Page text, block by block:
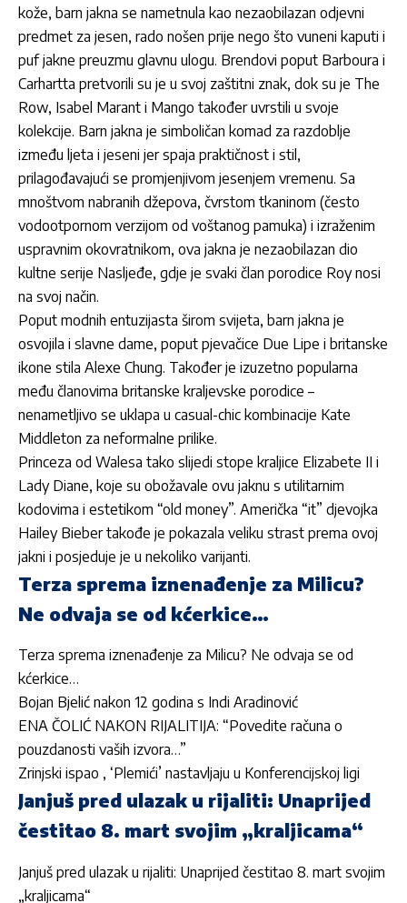
kože, barn jakna se nametnula kao nezaobilazan odjevni
predmet za jesen, rado nošen prije nego što vuneni kaputi i
puf jakne preuzmu glavnu ulogu. Brendovi poput Barboura i
Carhartta pretvorili su je u svoj zaštitni znak, dok su je The
Row, Isabel Marant i Mango također uvrstili u svoje
kolekcije. Barn jakna je simboličan komad za razdoblje
između ljeta i jeseni jer spaja praktičnost i stil,
prilagođavajući se promjenjivom jesenjem vremenu. Sa
mnoštvom nabranih džepova, čvrstom tkaninom (često
vodootpornom verzijom od voštanog pamuka) i izraženim
uspravnim okovratnikom, ova jakna je nezaobilazan dio
kultne serije Nasljeđe, gdje je svaki član porodice Roy nosi
na svoj način.
Poput modnih entuzijasta širom svijeta, barn jakna je
osvojila i slavne dame, poput pjevačice Due Lipe i britanske
ikone stila Alexe Chung. Također je izuzetno popularna
među članovima britanske kraljevske porodice –
nenametljivo se uklapa u casual-chic kombinacije Kate
Middleton za neformalne prilike.
Princeza od Walesa tako slijedi stope kraljice Elizabete II i
Lady Diane, koje su obožavale ovu jaknu s utilitarnim
kodovima i estetikom “old money”. Američka “it” djevojka
Hailey Bieber takođe je pokazala veliku strast prema ovoj
jakni i posjeduje je u nekoliko varijanti.
Terza sprema iznenađenje za Milicu?
Ne odvaja se od kćerkice…
Terza sprema iznenađenje za Milicu? Ne odvaja se od
kćerkice…
Bojan Bjelić nakon 12 godina s Indi Aradinović
ENA ČOLIĆ NAKON RIJALITIJA: “Povedite računa o
pouzdanosti vaših izvora…”
Zrinjski ispao , ‘Plemići’ nastavljaju u Konferencijskoj ligi
Janjuš pred ulazak u rijaliti: Unaprijed
čestitao 8. mart svojim „kraljicama“
Janjuš pred ulazak u rijaliti: Unaprijed čestitao 8. mart svojim
„kraljicama“